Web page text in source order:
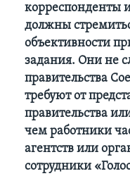
корреспонденты
должны
объективности
задания. Они не
правительства
требуют от
правительства
чем работники
агентств или
сотрудники